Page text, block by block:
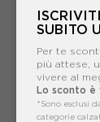
SUBITO
Per te
più attese,
vivere al
Lo sconto è
*Sono esclusi
categorie